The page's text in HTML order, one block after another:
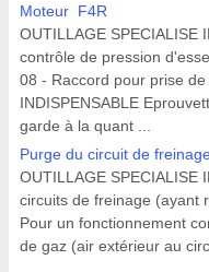
Moteur F4R
OUTILLAGE SPECIALISE
contrôle de pression
08 - Raccord pour prise
INDISPENSABLE
garde à la quant ...
Purge du circuit de
OUTILLAGE SPECIALISE
circuits de freinage (ayant
Pour un fonctionnement
de gaz (air extérieur au